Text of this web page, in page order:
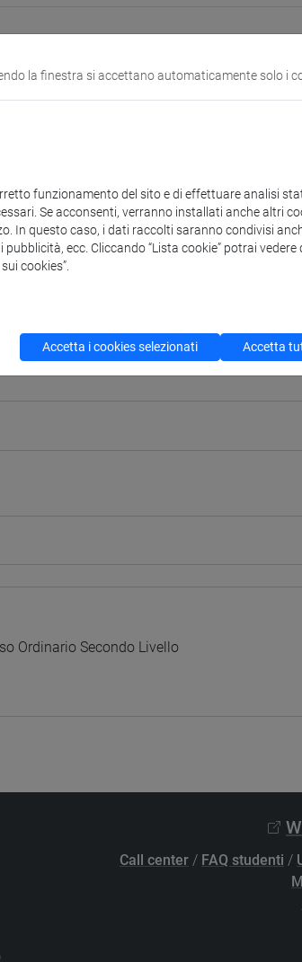
Ordinario Secondo Livello
Call center / FAQ studenti /
la finestra si accettano automaticamente solo i
funzionamento del sito e di effettuare analisi
Se acconsenti, verranno installati anche altri
In questo caso, i dati raccolti saranno condivisi
ecc. Cliccando “Lista cookie” potrai vedere
cookies”.
Accetta i cookies selezionati Accetta